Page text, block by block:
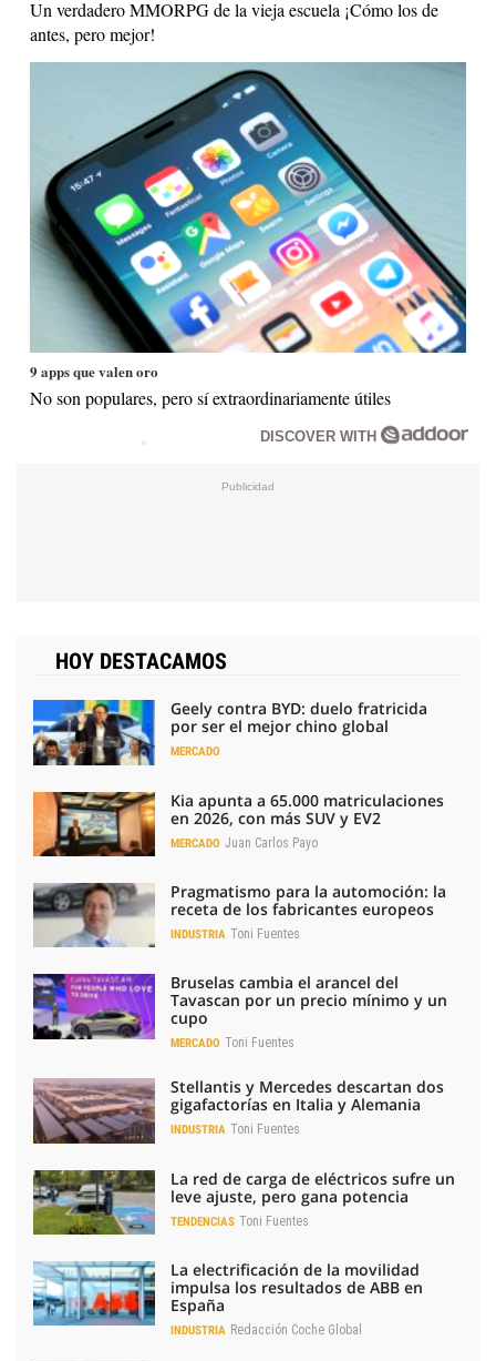
Un verdadero MMORPG de la vieja escuela ¡Cómo los de
antes, pero mejor!
9 apps que valen oro
No son populares, pero sí extraordinariamente útiles
DISCOVER WITH
HOY DESTACAMOS
Geely contra BYD: duelo fratricida
por ser el mejor chino global
MERCADO
Kia apunta a 65.000 matriculaciones
en 2026, con más SUV y EV2
MERCADO Juan Carlos Payo
Pragmatismo para la automoción: la
receta de los fabricantes europeos
INDUSTRIA Toni Fuentes
Bruselas cambia el arancel del
Tavascan por un precio mínimo y un
cupo
MERCADO Toni Fuentes
Stellantis y Mercedes descartan dos
gigafactorías en Italia y Alemania
INDUSTRIA Toni Fuentes
La red de carga de eléctricos sufre un
leve ajuste, pero gana potencia
TENDENCIAS Toni Fuentes
La electrificación de la movilidad
impulsa los resultados de ABB en
España
INDUSTRIA Redacción Coche Global